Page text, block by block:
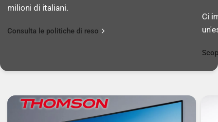
milioni di italiani.
Consulta le politiche di reso
Ci